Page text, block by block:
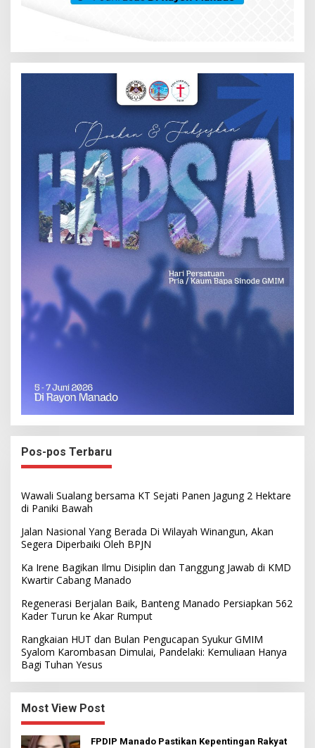
Pos-pos Terbaru
Wawali Sualang bersama KT Sejati Panen Jagung 2 Hektare
di Paniki Bawah
Jalan Nasional Yang Berada Di Wilayah Winangun, Akan
Segera Diperbaiki Oleh BPJN
Ka Irene Bagikan Ilmu Disiplin dan Tanggung Jawab di KMD
Kwartir Cabang Manado
Regenerasi Berjalan Baik, Banteng Manado Persiapkan 562
Kader Turun ke Akar Rumput
Rangkaian HUT dan Bulan Pengucapan Syukur GMIM
Syalom Karombasan Dimulai, Pandelaki: Kemuliaan Hanya
Bagi Tuhan Yesus
Most View Post
FPDIP Manado Pastikan Kepentingan Rakyat